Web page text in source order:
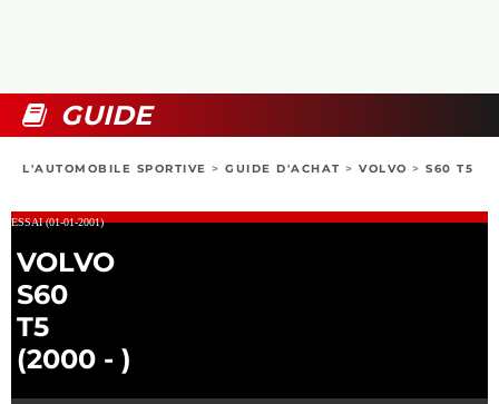
BOUTIQUE
GUIDE
L'AUTOMOBILE SPORTIVE > GUIDE D'ACHAT > VOLVO > S60 T5
ESSAI (01-01-2001)
VOLVO
S60
T5
(2000 - )